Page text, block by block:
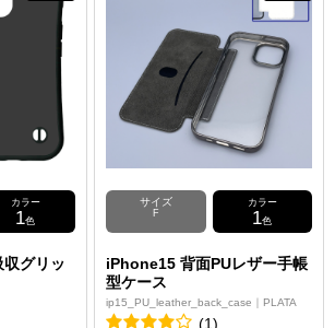
の側面には印刷を行わないためご
注意ください。
カラー
1色
グリッ
サイズ
F
カラー
1色
iPhone15 背面PUレザー手帳
型ケース
ip15_PU_leather_back_case｜PLATA
(1)